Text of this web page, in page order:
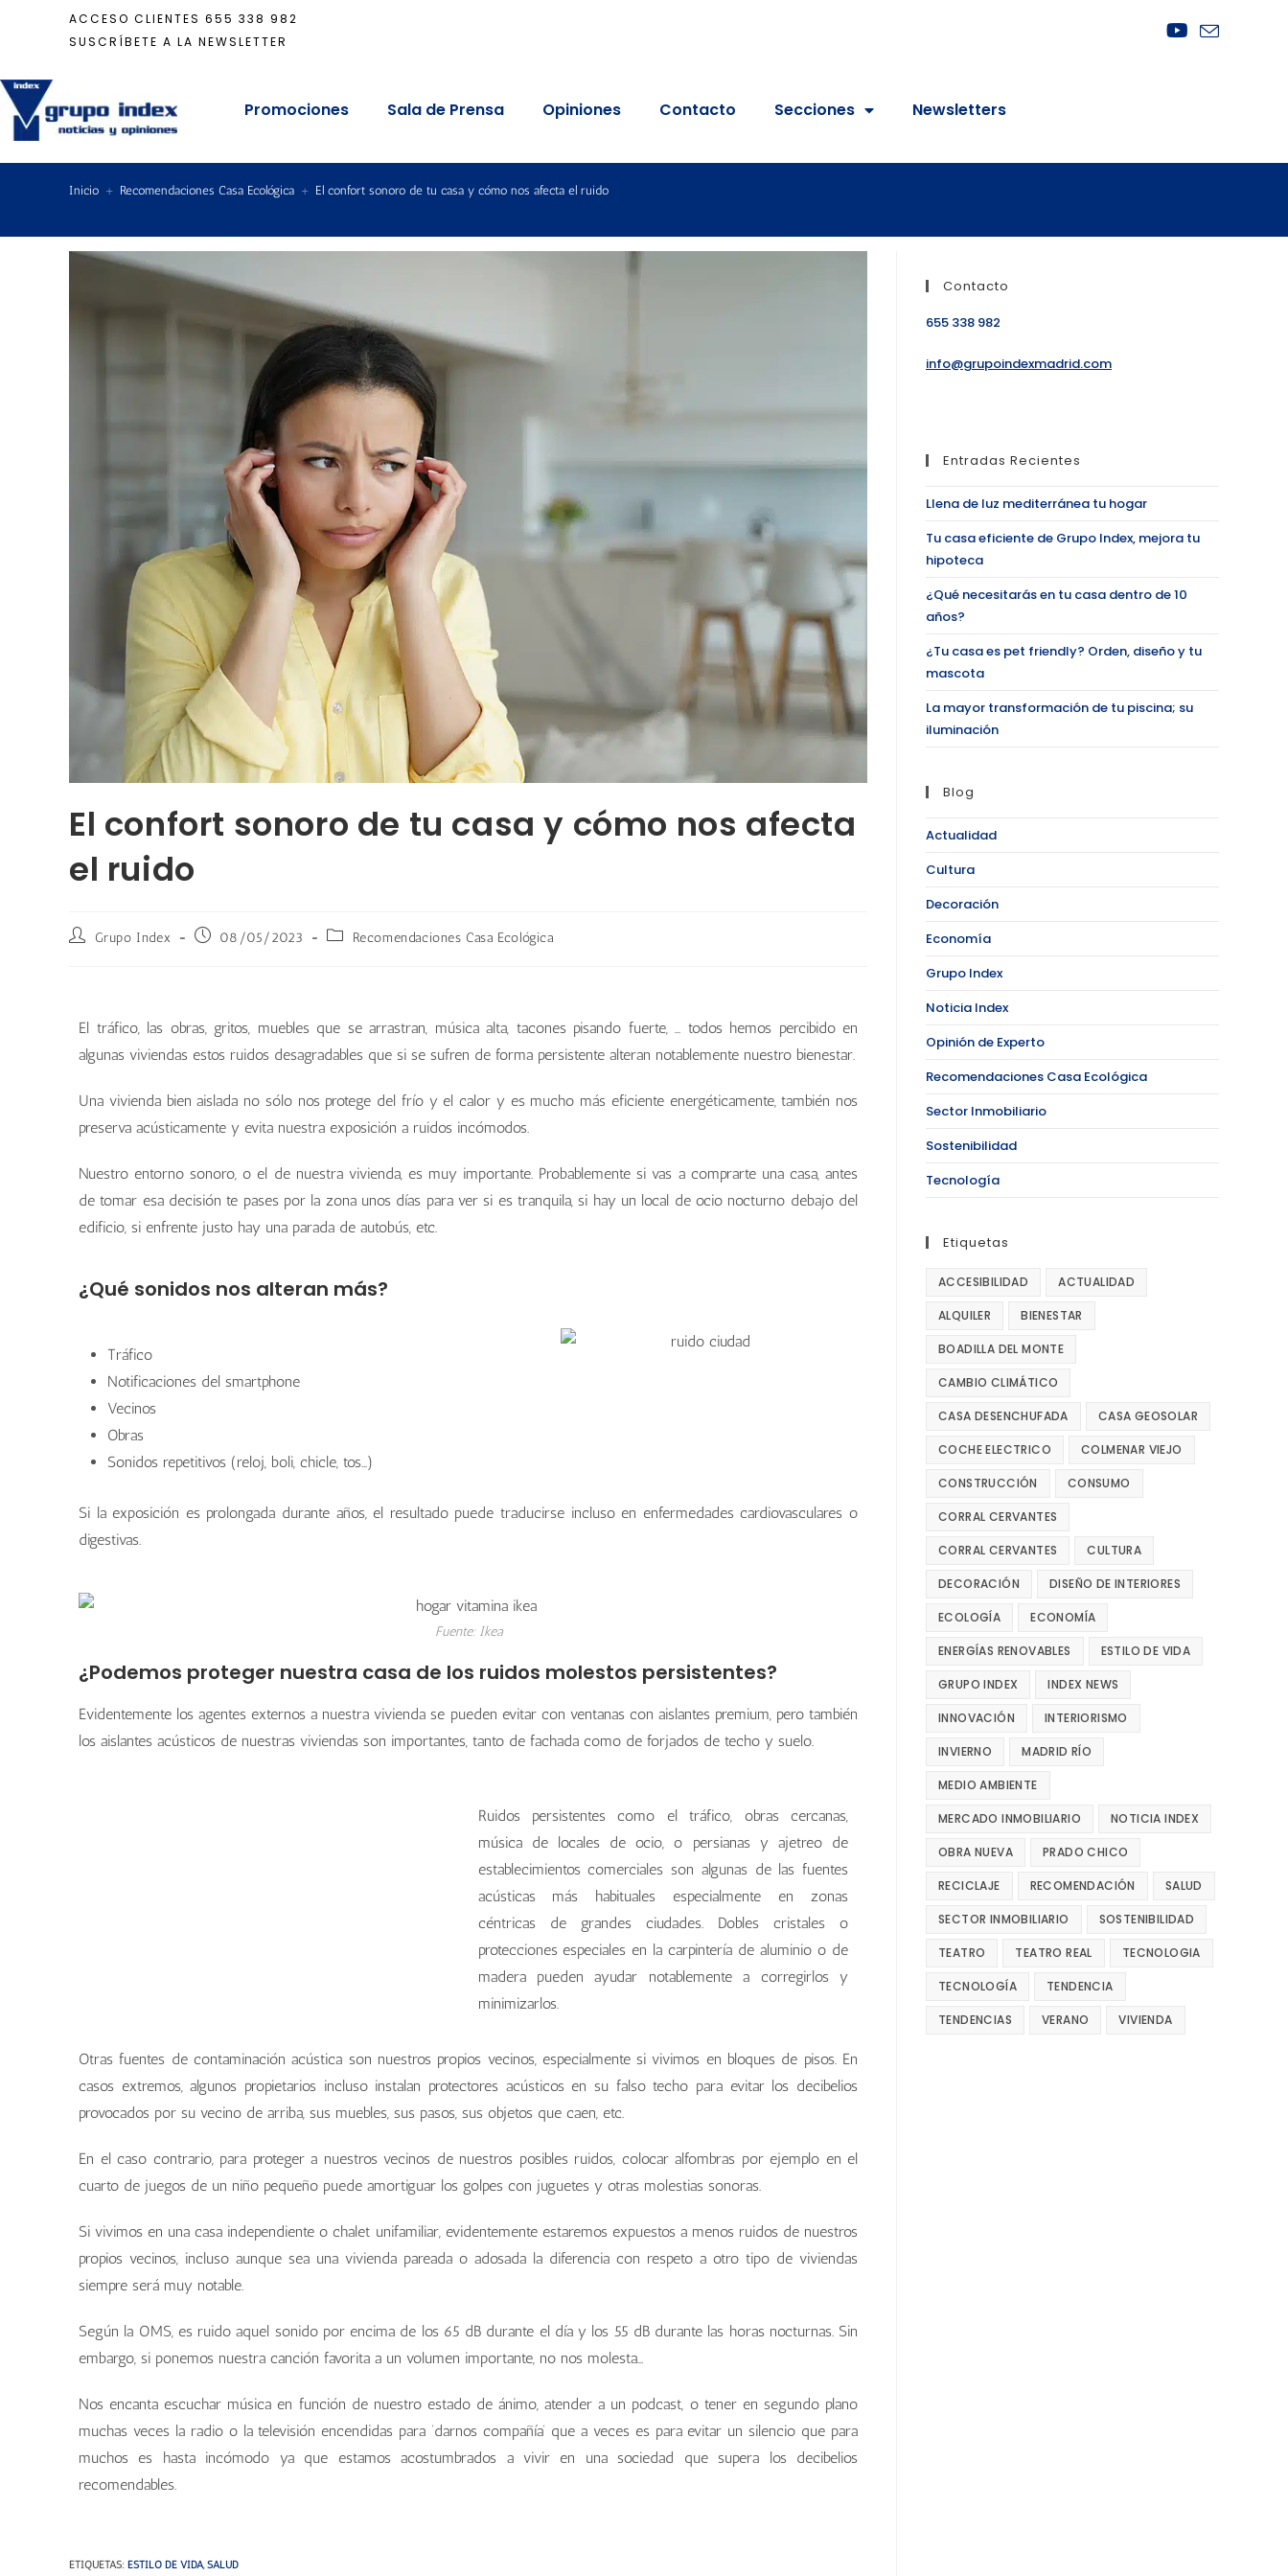
ACCESO CLIENTES 655 338 982
SUSCRÍBETE A LA NEWSLETTER
Promociones Sala de Prensa Opiniones Contacto Secciones Newsletters
Inicio + Recomendaciones Casa Ecológica + El confort sonoro de tu casa y cómo nos afecta el ruido
El confort sonoro de tu casa y cómo nos afecta
el ruido
Grupo Index 08/05/2023 Recomendaciones Casa Ecológica
El tráfico, las obras, gritos, muebles que se arrastran, música alta, tacones pisando fuerte, … todos hemos percibido en
algunas viviendas estos ruidos desagradables que si se sufren de forma persistente alteran notablemente nuestro bienestar.
Una vivienda bien aislada no sólo nos protege del frío y el calor y es mucho más eficiente energéticamente, también nos
preserva acústicamente y evita nuestra exposición a ruidos incómodos.
Nuestro entorno sonoro, o el de nuestra vivienda, es muy importante. Probablemente si vas a comprarte una casa, antes
de tomar esa decisión te pases por la zona unos días para ver si es tranquila, si hay un local de ocio nocturno debajo del
edificio, si enfrente justo hay una parada de autobús, etc.
¿Qué sonidos nos alteran más?
Tráfico
Notificaciones del smartphone
Vecinos
Obras
Sonidos repetitivos (reloj, boli, chicle, tos...)
Si la exposición es prolongada durante años, el resultado puede traducirse incluso en enfermedades cardiovasculares o
digestivas.
Fuente: Ikea
¿Podemos proteger nuestra casa de los ruidos molestos persistentes?
Evidentemente los agentes externos a nuestra vivienda se pueden evitar con ventanas con aislantes premium, pero también
los aislantes acústicos de nuestras viviendas son importantes, tanto de fachada como de forjados de techo y suelo.
Ruidos persistentes como el tráfico, obras cercanas,
música de locales de ocio, o persianas y ajetreo de
establecimientos comerciales son algunas de las fuentes
acústicas más habituales especialmente en zonas
céntricas de grandes ciudades. Dobles cristales o
protecciones especiales en la carpintería de aluminio o de
madera pueden ayudar notablemente a corregirlos y
minimizarlos.
Otras fuentes de contaminación acústica son nuestros propios vecinos, especialmente si vivimos en bloques de pisos. En
casos extremos, algunos propietarios incluso instalan protectores acústicos en su falso techo para evitar los decibelios
provocados por su vecino de arriba, sus muebles, sus pasos, sus objetos que caen, etc.
En el caso contrario, para proteger a nuestros vecinos de nuestros posibles ruidos, colocar alfombras por ejemplo en el
cuarto de juegos de un niño pequeño puede amortiguar los golpes con juguetes y otras molestias sonoras.
Si vivimos en una casa independiente o chalet unifamiliar, evidentemente estaremos expuestos a menos ruidos de nuestros
propios vecinos, incluso aunque sea una vivienda pareada o adosada la diferencia con respeto a otro tipo de viviendas
siempre será muy notable.
Según la OMS, es ruido aquel sonido por encima de los 65 dB durante el día y los 55 dB durante las horas nocturnas. Sin
embargo, si ponemos nuestra canción favorita a un volumen importante, no nos molesta…
Nos encanta escuchar música en función de nuestro estado de ánimo, atender a un podcast, o tener en segundo plano
muchas veces la radio o la televisión encendidas para ‘darnos compañía’ que a veces es para evitar un silencio que para
muchos es hasta incómodo ya que estamos acostumbrados a vivir en una sociedad que supera los decibelios
recomendables.
ETIQUETAS: ESTILO DE VIDA, SALUD
Contacto
655 338 982
info@grupoindexmadrid.com
Entradas Recientes
Llena de luz mediterránea tu hogar
Tu casa eficiente de Grupo Index, mejora tu
hipoteca
¿Qué necesitarás en tu casa dentro de 10
años?
¿Tu casa es pet friendly? Orden, diseño y tu
mascota
La mayor transformación de tu piscina; su
iluminación
Blog
Actualidad
Cultura
Decoración
Economía
Grupo Index
Noticia Index
Opinión de Experto
Recomendaciones Casa Ecológica
Sector Inmobiliario
Sostenibilidad
Tecnología
Etiquetas
ACCESIBILIDAD ACTUALIDAD
ALQUILER BIENESTAR
BOADILLA DEL MONTE
CAMBIO CLIMÁTICO
CASA DESENCHUFADA CASA GEOSOLAR
COCHE ELECTRICO COLMENAR VIEJO
CONSTRUCCIÓN CONSUMO
CORRAL CERVANTES
CORRAL CERVANTES CULTURA
DECORACIÓN DISEÑO DE INTERIORES
ECOLOGÍA ECONOMÍA
ENERGÍAS RENOVABLES ESTILO DE VIDA
GRUPO INDEX INDEX NEWS
INNOVACIÓN INTERIORISMO
INVIERNO MADRID RÍO
MEDIO AMBIENTE
MERCADO INMOBILIARIO NOTICIA INDEX
OBRA NUEVA PRADO CHICO
RECICLAJE RECOMENDACIÓN SALUD
SECTOR INMOBILIARIO SOSTENIBILIDAD
TEATRO TEATRO REAL TECNOLOGIA
TECNOLOGÍA TENDENCIA
TENDENCIAS VERANO VIVIENDA